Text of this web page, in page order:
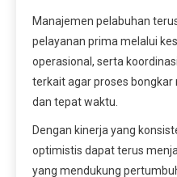
Manajemen pelabuhan
pelayanan prima melalui
operasional, serta
terkait agar proses
dan tepat waktu.
Dengan kinerja yang
optimistis dapat terus
yang mendukung